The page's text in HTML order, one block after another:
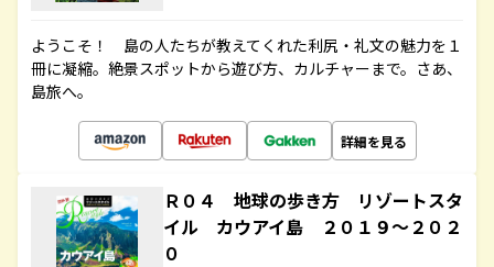
ようこそ！ 島の人たちが教えてくれた利尻・礼文の魅力を１
冊に凝縮。絶景スポットから遊び方、カルチャーまで。さあ、
島旅へ。
詳細を見る
Ｒ０４ 地球の歩き方 リゾートスタ
イル カウアイ島 ２０１９～２０２
０